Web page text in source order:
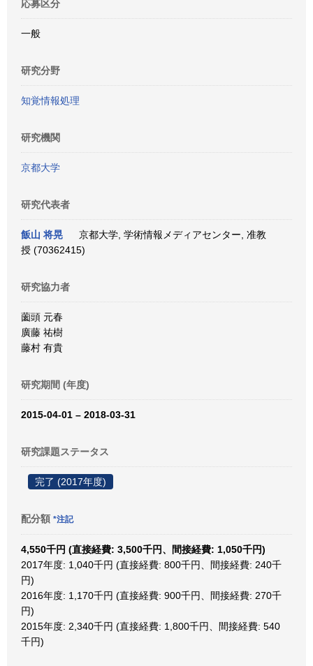
応募区分
一般
研究分野
知覚情報処理
研究機関
京都大学
研究代表者
飯山 将晃
京都大学, 学術情報メディアセンター, 准教
授 (70362415)
研究協力者
薗頭 元春
廣藤 祐樹
藤村 有貴
研究期間 (年度)
2015-04-01 – 2018-03-31
研究課題ステータス
完了 (2017年度)
配分額 *注記
4,550千円 (直接経費: 3,500千円、間接経費: 1,050千円)
2017年度: 1,040千円 (直接経費: 800千円、間接経費: 240千
円)
2016年度: 1,170千円 (直接経費: 900千円、間接経費: 270千
円)
2015年度: 2,340千円 (直接経費: 1,800千円、間接経費: 540
千円)